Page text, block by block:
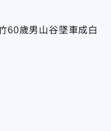
60歲男山谷墜車成白